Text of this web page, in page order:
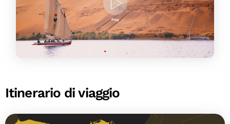
Itinerario di viaggio